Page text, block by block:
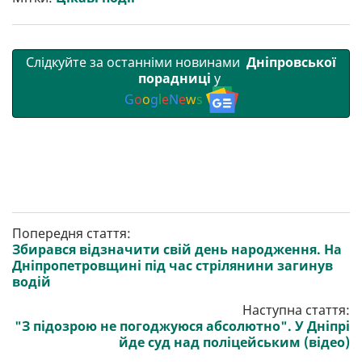
и k
Слідкуйте за останніми новинами Дніпровської
порадниці у
GoogleNews
Попередня стаття:
Збирався відзначити свій день народження. На
Дніпропетровщині під час стрілянини загинув
водій
Наступна стаття:
"З підозрою не погоджуюся абсолютно". У Дніпрі
йде суд над поліцейським (відео)